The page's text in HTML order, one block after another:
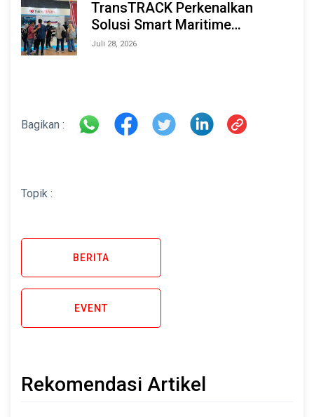
TransTRACK Perkenalkan
Solusi Smart Maritime
Monitoring Berbasis AI dan IoT
Juli 28, 2026
Bagikan :
Topik :
BERITA
EVENT
Rekomendasi Artikel